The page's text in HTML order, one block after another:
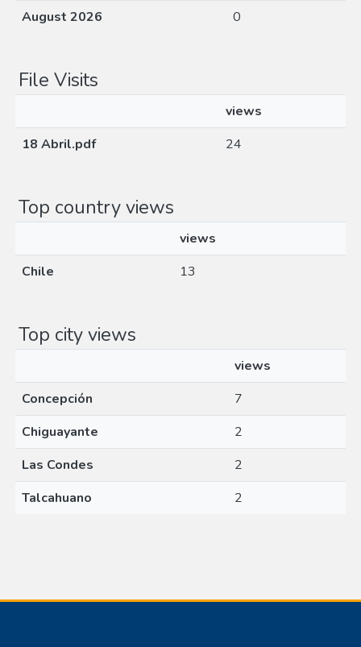
August 2026
0
File Visits
views
18 Abril.pdf
24
Top country views
views
Chile
13
Top city views
views
Concepción
7
Chiguayante
2
Las Condes
2
Talcahuano
2